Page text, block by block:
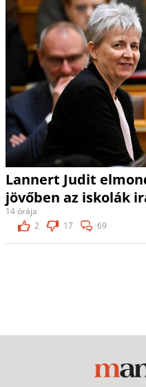
Lannert Judit
jövőben az iskolák
14 órája
2
17 69